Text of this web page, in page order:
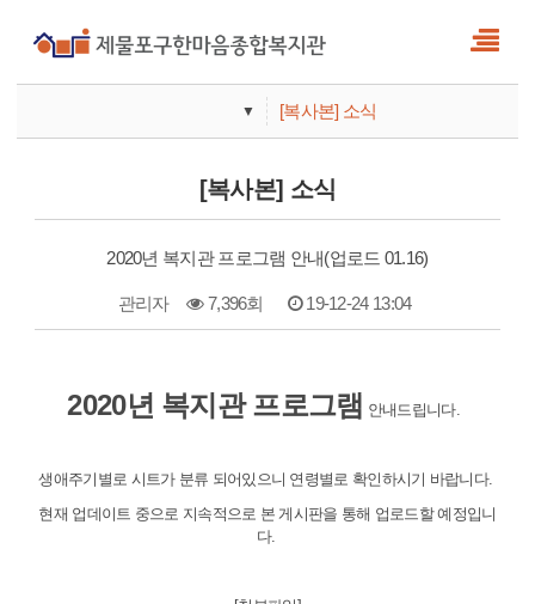
▼
기관안내
[복사본] 소식
[복사본] 소식
2020년 복지관 프로그램 안내(업로드 01.16)
관리자 7,396회 19-12-24 13:04
2020년 복지관 프로그램 안내드립니다.
생애주기별로 시트가 분류 되어있으니 연령별로 확인하시기 바랍니다.
현재 업데이트 중으로 지속적으로 본 게시판을 통해 업로드할 예정입니
다.